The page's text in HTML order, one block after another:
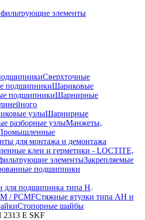
элементы
Сверхточные
подшипникиШариковые
подшипникиШарнирные
узлыШарнирные
разборные узлыМанжеты,
для монтажа и демонтажа
клеи и герметики - LOCTITE,
элементыЗакрепляемые
подшипники
для подшипника типа H
/ PCMFСтяжные втулки типа AH и
Стопорные шайбы
2313 E SKF